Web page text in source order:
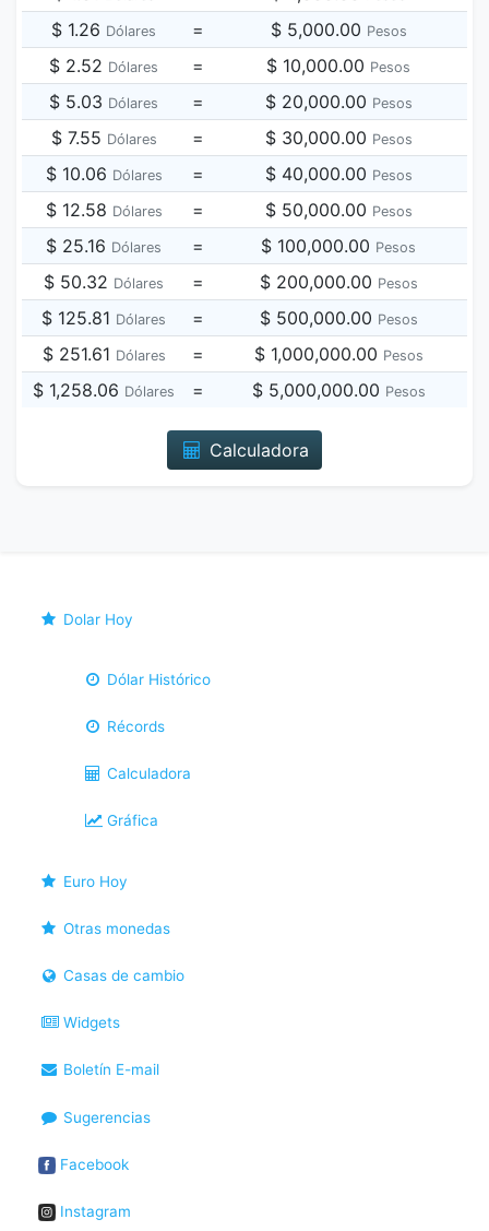
$ 1.26 Dólares = $ 5,000.00 Pesos
$ 2.52 Dólares = $ 10,000.00 Pesos
$ 5.03 Dólares = $ 20,000.00 Pesos
$ 7.55 Dólares = $ 30,000.00 Pesos
$ 10.06 Dólares = $ 40,000.00 Pesos
$ 12.58 Dólares = $ 50,000.00 Pesos
$ 25.16 Dólares = $ 100,000.00 Pesos
$ 50.32 Dólares = $ 200,000.00 Pesos
$ 125.81 Dólares = $ 500,000.00 Pesos
$ 251.61 Dólares = $ 1,000,000.00 Pesos
$ 1,258.06 Dólares = $ 5,000,000.00 Pesos
Calculadora
Dolar Hoy
Dólar Histórico
Récords
Calculadora
Gráfica
Euro Hoy
Otras monedas
Casas de cambio
Widgets
Boletín E-mail
Sugerencias
Facebook
Instagram